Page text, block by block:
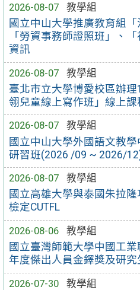
2026-08-07
教學組
國立中山大學推廣教育組
「勞資事務師證照班」、
資訊
2026-08-07
教學組
臺北市立大學博愛校區辦
翎兒童線上寫作班」線上課
2026-08-07
教學組
國立中山大學外國語文教
研習班(2026 /09 ~ 2026/
2026-08-07
教學組
國立高雄大學與泰國朱拉
檢定CUTFL
2026-08-06
教學組
國立臺灣師範大學中國工
年度傑出人員金鐸獎及研
2026-07-30
教學組